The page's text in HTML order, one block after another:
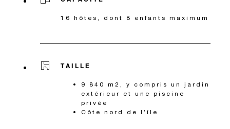
16 hôtes, dont 8 enfants maximum
TAILLE
9 840 m2, y compris un jardin
extérieur et une piscine
privée
Côte nord de l’île